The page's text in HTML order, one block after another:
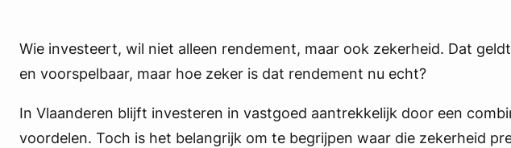
Wie investeert, wil niet alleen rendement, maar ook zekerheid. Dat
en voorspelbaar, maar hoe zeker is dat rendement nu echt?
In Vlaanderen blijft investeren in vastgoed aantrekkelijk door een
voordelen. Toch is het belangrijk om te begrijpen waar die zekerheid